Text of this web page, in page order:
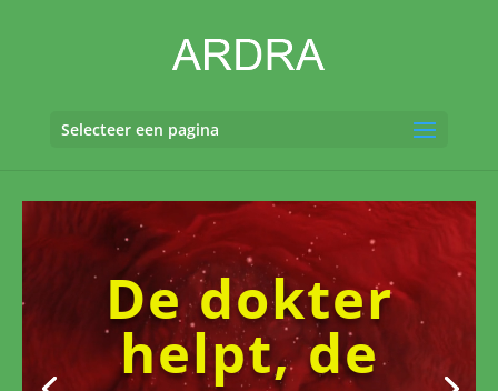
Selecteer een pagina
De dokter
helpt, de
Videospeler
Videospeler